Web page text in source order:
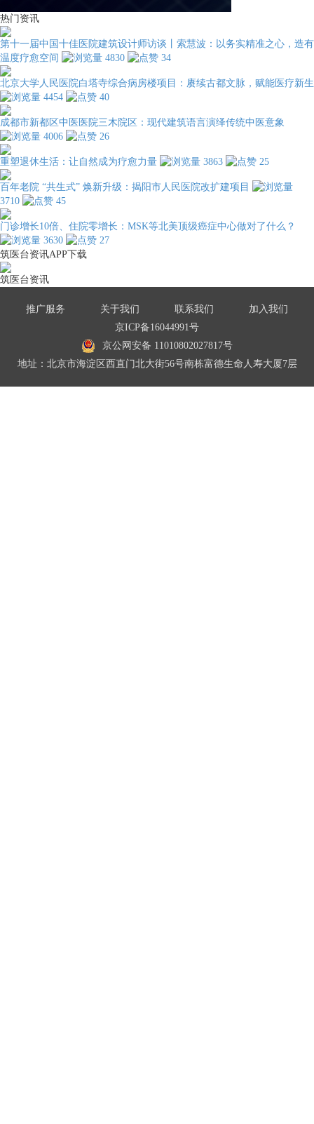
热门资讯
第十一届中国十佳医院建筑设计师访谈丨索慧波：以务实精准之心，造有
温度疗愈空间
4830 34
北京大学人民医院白塔寺综合病房楼项目：赓续古都文脉，赋能医疗新生
4454
40
成都市新都区中医医院三木院区：现代建筑语言演绎传统中医意象
4006
26
重塑退休生活：让自然成为疗愈力量 3863 25
百年老院 “共生式” 焕新升级：揭阳市人民医院改扩建项目
3710
45
门诊增长10倍、住院零增长：MSK等北美顶级癌症中心做对了什么？
3630
27
筑医台资讯APP下载
筑医台资讯
推广服务 关于我们 联系我们
加入我们
京ICP备16044991号
京公网安备 11010802027817号
地址：北京市海淀区西直门北大街56号南栋富德生命人寿大厦7层